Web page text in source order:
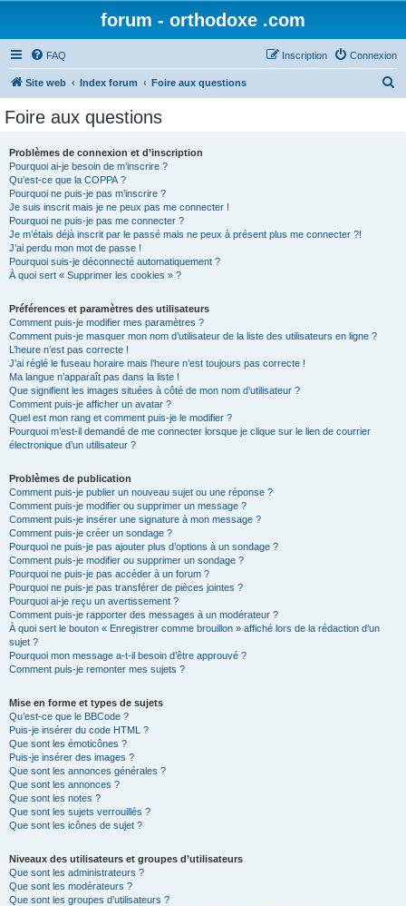
forum - orthodoxe .com
FAQ Connexion
Inscription
Site web Index forum Foire aux questions
Foire aux questions
Problèmes de connexion et d’inscription
Pourquoi ai-je besoin de m’inscrire ?
Qu’est-ce que la COPPA ?
Pourquoi ne puis-je pas m’inscrire ?
Je suis inscrit mais je ne peux pas me connecter !
Pourquoi ne puis-je pas me connecter ?
Je m’étais déjà inscrit par le passé mais ne peux à présent plus me connecter ?!
J’ai perdu mon mot de passe !
Pourquoi suis-je déconnecté automatiquement ?
À quoi sert « Supprimer les cookies » ?
Préférences et paramètres des utilisateurs
Comment puis-je modifier mes paramètres ?
Comment puis-je masquer mon nom d’utilisateur de la liste des utilisateurs en ligne ?
L’heure n’est pas correcte !
J’ai réglé le fuseau horaire mais l’heure n’est toujours pas correcte !
Ma langue n’apparaît pas dans la liste !
Que signifient les images situées à côté de mon nom d’utilisateur ?
Comment puis-je afficher un avatar ?
Quel est mon rang et comment puis-je le modifier ?
Pourquoi m’est-il demandé de me connecter lorsque je clique sur le lien de courrier
électronique d’un utilisateur ?
Problèmes de publication
Comment puis-je publier un nouveau sujet ou une réponse ?
Comment puis-je modifier ou supprimer un message ?
Comment puis-je insérer une signature à mon message ?
Comment puis-je créer un sondage ?
Pourquoi ne puis-je pas ajouter plus d’options à un sondage ?
Comment puis-je modifier ou supprimer un sondage ?
Pourquoi ne puis-je pas accéder à un forum ?
Pourquoi ne puis-je pas transférer de pièces jointes ?
Pourquoi ai-je reçu un avertissement ?
Comment puis-je rapporter des messages à un modérateur ?
À quoi sert le bouton « Enregistrer comme brouillon » affiché lors de la rédaction d’un
sujet ?
Pourquoi mon message a-t-il besoin d’être approuvé ?
Comment puis-je remonter mes sujets ?
Mise en forme et types de sujets
Qu’est-ce que le BBCode ?
Puis-je insérer du code HTML ?
Que sont les émoticônes ?
Puis-je insérer des images ?
Que sont les annonces générales ?
Que sont les annonces ?
Que sont les notes ?
Que sont les sujets verrouillés ?
Que sont les icônes de sujet ?
Niveaux des utilisateurs et groupes d’utilisateurs
Que sont les administrateurs ?
Que sont les modérateurs ?
Que sont les groupes d’utilisateurs ?